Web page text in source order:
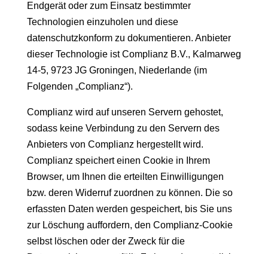
Endgerät oder zum Einsatz bestimmter
Technologien einzuholen und diese
datenschutzkonform zu dokumentieren. Anbieter
dieser Technologie ist Complianz B.V., Kalmarweg
14-5, 9723 JG Groningen, Niederlande (im
Folgenden „Complianz“).
Complianz wird auf unseren Servern gehostet,
sodass keine Verbindung zu den Servern des
Anbieters von Complianz hergestellt wird.
Complianz speichert einen Cookie in Ihrem
Browser, um Ihnen die erteilten Einwilligungen
bzw. deren Widerruf zuordnen zu können. Die so
erfassten Daten werden gespeichert, bis Sie uns
zur Löschung auffordern, den Complianz-Cookie
selbst löschen oder der Zweck für die